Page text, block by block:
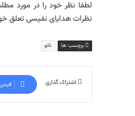
لطفا نظر خود را در مورد
نظرات هدایای نفیسی تعلق
برچسب ها تاتو
اشتراک گذاری